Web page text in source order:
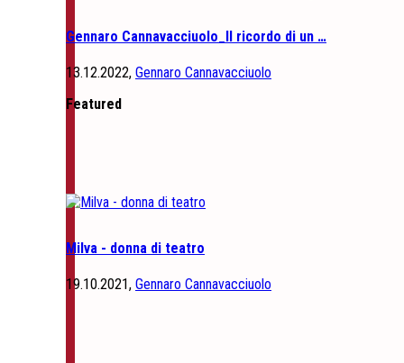
Gennaro Cannavacciuolo_Il ricordo di un …
13.12.2022, Gennaro Cannavacciuolo
Featured
Milva - donna di teatro
19.10.2021, Gennaro Cannavacciuolo